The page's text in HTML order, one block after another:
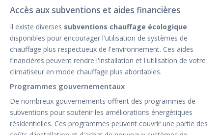
Accès aux subventions et aides financières
Il existe diverses subventions chauffage écologique
disponibles pour encourager l'utilisation de systèmes de
chauffage plus respectueux de l'environnement. Ces aides
financières peuvent rendre l'installation et l'utilisation de votre
climatiseur en mode chauffage plus abordables.
Programmes gouvernementaux
De nombreux gouvernements offrent des programmes de
subventions pour soutenir les améliorations énergétiques
résidentielles. Ces programmes peuvent couvrir une partie des